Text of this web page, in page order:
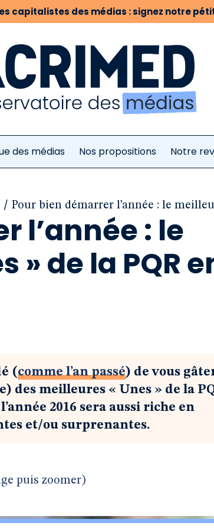
capitalistes des médias : signez notre
des médias Nos propositions Notre
/ Pour bien démarrer l’année : le
l’année : le
» de la PQR
(comme l’an passé) de vous
des meilleures « Unes » de la
2016 sera aussi riche en
et/ou surprenantes.
puis zoomer)